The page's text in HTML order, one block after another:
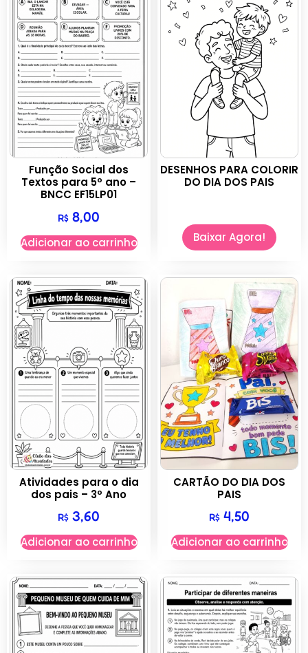
Função Social dos
Textos para 5º ano –
BNCC EF15LP01
R$ 8,00
Adicionar ao carrinho
DESENHOS PARA COLORIR
DO DIA DOS PAIS
Baixar Agora!
Atividades para o dia
dos pais – 3º Ano
R$ 3,60
Adicionar ao carrinho
CARTÃO DO DIA DOS
PAIS
R$ 4,50
Adicionar ao carrinho